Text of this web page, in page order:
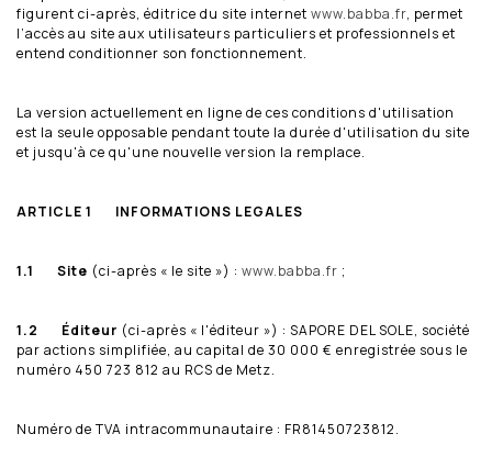
figurent ci-après, éditrice du site internet www.babba.fr, permet
l’accès au site aux utilisateurs particuliers et professionnels et
entend conditionner son fonctionnement.
La version actuellement en ligne de ces conditions d'utilisation
est la seule opposable pendant toute la durée d'utilisation du site
et jusqu'à ce qu'une nouvelle version la remplace.
ARTICLE 1 INFORMATIONS LEGALES
1.1 Site (ci-après « le site ») : www.babba.fr ;
1.2 Éditeur (ci-après « l'éditeur ») : SAPORE DEL SOLE, société
par actions simplifiée, au capital de 30 000 € enregistrée sous le
numéro 450 723 812 au RCS de Metz.
Numéro de TVA intracommunautaire : FR81450723812.